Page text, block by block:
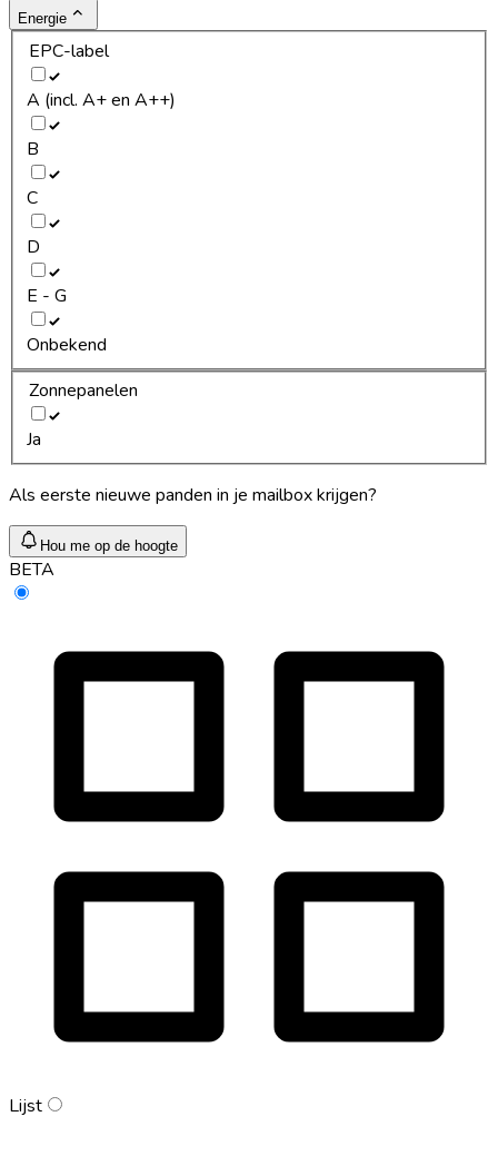
Energie
EPC-label
A (incl. A+ en A++)
B
C
D
E - G
Onbekend
Zonnepanelen
Ja
Als eerste nieuwe panden in je mailbox krijgen?
Hou me op de hoogte
BETA
Lijst